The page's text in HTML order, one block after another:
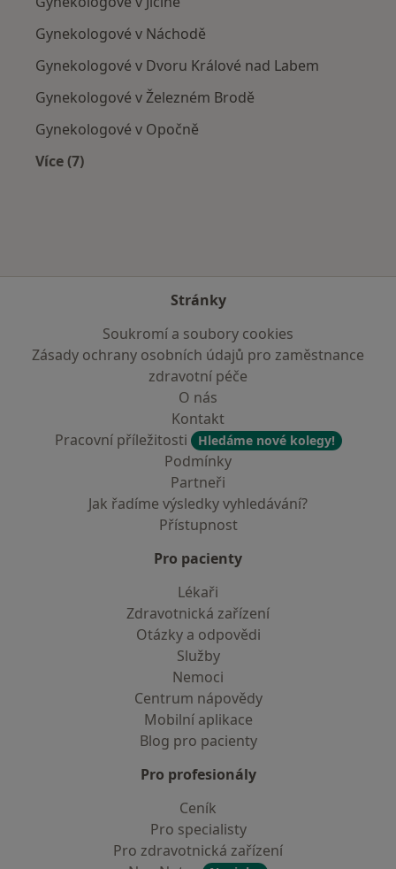
Gynekologové v Náchodě
Gynekologové v Dvoru Králové nad Labem
Gynekologové v Železném Brodě
Gynekologové v Opočně
Více (7)
Stránky
Soukromí a soubory cookies
Zásady ochrany osobních údajů pro zaměstnance
zdravotní péče
O nás
Kontakt
Pracovní příležitosti
Hledáme nové kolegy!
Podmínky
Partneři
Jak řadíme výsledky vyhledávání?
Přístupnost
Pro pacienty
Lékaři
Zdravotnická zařízení
Otázky a odpovědi
Služby
Nemoci
Centrum nápovědy
Mobilní aplikace
Blog pro pacienty
Pro profesionály
Ceník
Pro specialisty
Pro zdravotnická zařízení